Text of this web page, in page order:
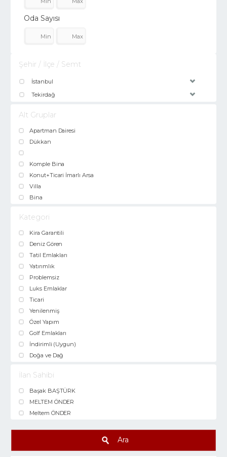
Oda Sayısı
Şehir / İlçe / Semt
İstanbul
Tekirdağ
Alt Gruplar
Apartman Dairesi
Dükkan
Komple Bina
Konut+Ticari İmarlı Arsa
Villa
Bina
Kategori
Kira Garantili
Deniz Gören
Tatil Emlakları
Yatırımlık
Problemsiz
Luks Emlaklar
Ticari
Yenilenmiş
Özel Yapım
Golf Emlakları
İndirimli (Uygun)
Doğa ve Dağ
İlan Sahibi
Başak BAŞTÜRK
MELTEM ÖNDER
Meltem ÖNDER
Ara